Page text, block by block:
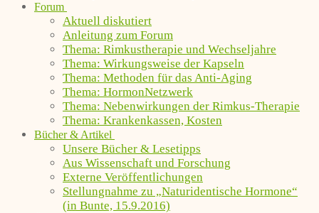
Forum
Aktuell diskutiert
Anleitung zum Forum
Thema: Rimkustherapie und Wechseljahre
Thema: Wirkungsweise der Kapseln
Thema: Methoden für das Anti-Aging
Thema: HormonNetzwerk
Thema: Nebenwirkungen der Rimkus-Therapie
Thema: Krankenkassen, Kosten
Bücher & Artikel
Unsere Bücher & Lesetipps
Aus Wissenschaft und Forschung
Externe Veröffentlichungen
Stellungnahme zu „Naturidentische Hormone“
(in Bunte, 15.9.2016)